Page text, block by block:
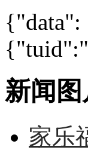
{"data":
新闻图
家乐